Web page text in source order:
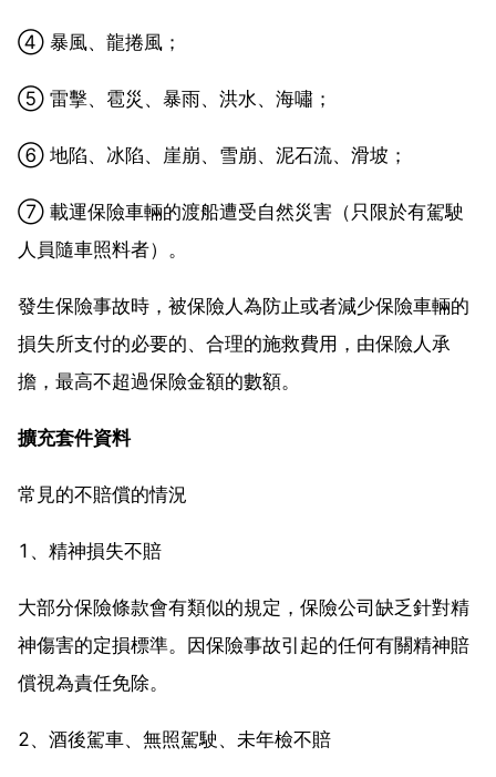
④ 暴風、龍捲風；
⑤ 雷擊、雹災、暴雨、洪水、海嘯；
⑥ 地陷、冰陷、崖崩、雪崩、泥石流、滑坡；
⑦ 載運保險車輛的渡船遭受自然災害（只限於有駕駛
人員隨車照料者）。
發生保險事故時，被保險人為防止或者減少保險車輛的
損失所支付的必要的、合理的施救費用，由保險人承
擔，最高不超過保險金額的數額。
擴充套件資料
常見的不賠償的情況
1、精神損失不賠
大部分保險條款會有類似的規定，保險公司缺乏針對精
神傷害的定損標準。因保險事故引起的任何有關精神賠
償視為責任免除。
2、酒後駕車、無照駕駛、未年檢不賠